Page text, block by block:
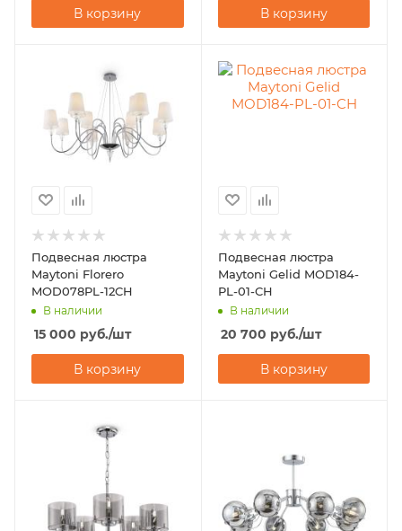
В корзину В корзину
Подвесная люстра
Maytoni Florero
MOD078PL-12CH
В наличии
15 000 руб./шт
В корзину
Подвесная люстра
Maytoni Gelid MOD184-
PL-01-CH
В наличии
20 700 руб./шт
В корзину